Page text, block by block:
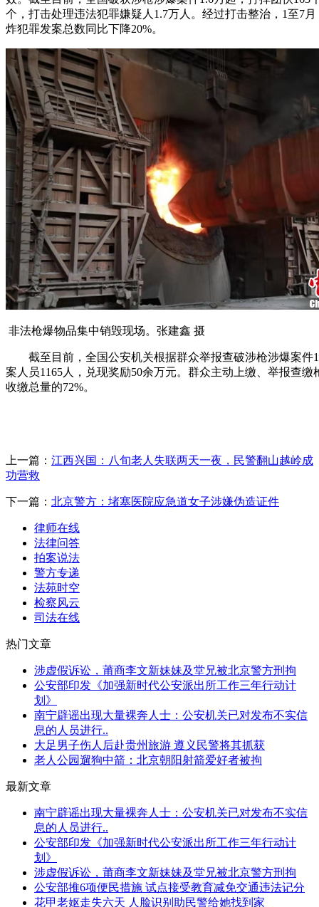
个，打击处理违法犯罪嫌疑人1.7万人。经过打击整治，1至7
炸犯罪发案总数同比下降20%。
非法枪爆物品集中销毁现场。张建鑫 摄
截至目前，全国公安机关根据群众举报查破涉枪涉爆案件
案人员1165人，兑现奖励50余万元。群众主动上缴、举报查缴
收缴总量的72%。
上一篇： 江西兴国：八旬老人失联两天一夜，民警翻山越岭成
功营救
下一篇： 北京警方：堵塞医院应急道女子涉嫌伪造证件
律师在线
法律问答
拍案说法
警方专递
法苑时空
检察风云
司法在线
热门文章
涉虚假诉讼，莆商李文新妹妹及堂兄被北京警方刑拘
公安部印发《加强新时代公安派出所工作三年行动计
划》
南宁辟谣出现大量裸奔人士：公安机关已对发布不实信
息的人员进行..
大足男子伤人后赴贵州旅游 遵义民警将其抓获
老人公园遛狗中箭：北京朝阳射箭爱好者被拘
最新文章
南宁辟谣出现大量裸奔人士：公安机关已对发布不实信
息的人员进行..
公安部印发《加强新时代公安派出所工作三年行动计
划》
涉虚假诉讼，莆商李文新妹妹及堂兄被北京警方刑拘
公安部推6项便民措施 试点接受教育减免交通违法记分
花甲老妪走失六天 人脸识别助民警给她找到家